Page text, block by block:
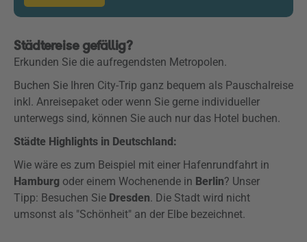
Städtereise gefällig?
Erkunden Sie die aufregendsten Metropolen.
Buchen Sie Ihren City-Trip ganz bequem als Pauschalreise
inkl. Anreisepaket oder wenn Sie gerne individueller
unterwegs sind, können Sie auch nur das Hotel buchen.
Städte Highlights in Deutschland:
Wie wäre es zum Beispiel mit einer Hafenrundfahrt in
Hamburg oder einem Wochenende in Berlin? Unser
Tipp: Besuchen Sie Dresden. Die Stadt wird nicht
umsonst als "Schönheit" an der Elbe bezeichnet.